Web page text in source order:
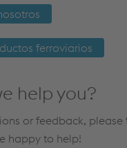
ferroviarios
help you?
or feedback, please
happy to help!